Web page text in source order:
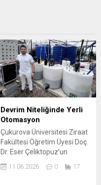
Devrim Niteliğinde Yerli
Otomasyon
Çukurova Üniversitesi Ziraat
Fakültesi Öğretim Üyesi Doç.
Dr. Eser Çeliktopuz’un
devre fertigasyon ve
11.06.2026 0 17